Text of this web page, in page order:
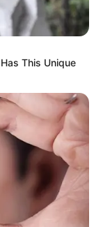
This Unique